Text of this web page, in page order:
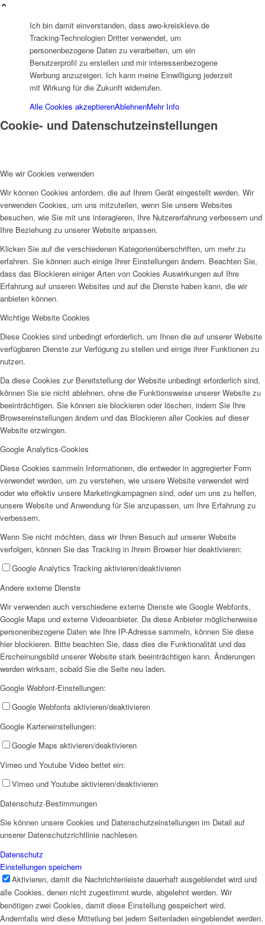
Wir als Arbeitgeberin
Mitglied werden
Feedback
Ortsvereine
Beratung
Schwangerschaftsberatung
Ich bin damit einverstanden, dass awo-kreiskleve.de
Tracking-Technologien Dritter verwendet, um
personenbezogene Daten zu verarbeiten, um ein
Benutzerprofil zu erstellen und mir interessenbezogene
Werbung anzuzeigen. Ich kann meine Einwilligung jederzeit
mit Wirkung für die Zukunft widerrufen.
Alle Cookies akzeptierenAblehnenMehr Info
Cookie- und Datenschutzeinstellungen
Wie wir Cookies verwenden
Wir können Cookies anfordern, die auf Ihrem Gerät eingestellt werden. Wir
verwenden Cookies, um uns mitzuteilen, wenn Sie unsere Websites
besuchen, wie Sie mit uns interagieren, Ihre Nutzererfahrung verbessern und
Ihre Beziehung zu unserer Website anpassen.
Klicken Sie auf die verschiedenen Kategorienüberschriften, um mehr zu
erfahren. Sie können auch einige Ihrer Einstellungen ändern. Beachten Sie,
dass das Blockieren einiger Arten von Cookies Auswirkungen auf Ihre
Erfahrung auf unseren Websites und auf die Dienste haben kann, die wir
anbieten können.
Wichtige Website Cookies
Diese Cookies sind unbedingt erforderlich, um Ihnen die auf unserer Website
verfügbaren Dienste zur Verfügung zu stellen und einige ihrer Funktionen zu
nutzen.
Da diese Cookies zur Bereitstellung der Website unbedingt erforderlich sind,
können Sie sie nicht ablehnen, ohne die Funktionsweise unserer Website zu
beeinträchtigen. Sie können sie blockieren oder löschen, indem Sie Ihre
Browsereinstellungen ändern und das Blockieren aller Cookies auf dieser
Website erzwingen.
Google Analytics-Cookies
Diese Cookies sammeln Informationen, die entweder in aggregierter Form
verwendet werden, um zu verstehen, wie unsere Website verwendet wird
oder wie effektiv unsere Marketingkampagnen sind, oder um uns zu helfen,
unsere Website und Anwendung für Sie anzupassen, um Ihre Erfahrung zu
verbessern.
Wenn Sie nicht möchten, dass wir Ihren Besuch auf unserer Website
verfolgen, können Sie das Tracking in Ihrem Browser hier deaktivieren:
Google Analytics Tracking aktivieren/deaktivieren
Andere externe Dienste
Wir verwenden auch verschiedene externe Dienste wie Google Webfonts,
Google Maps und externe Videoanbieter. Da diese Anbieter möglicherweise
personenbezogene Daten wie Ihre IP-Adresse sammeln, können Sie diese
hier blockieren. Bitte beachten Sie, dass dies die Funktionalität und das
Erscheinungsbild unserer Website stark beeinträchtigen kann. Änderungen
werden wirksam, sobald Sie die Seite neu laden.
Google Webfont-Einstellungen:
Google Webfonts aktivieren/deaktivieren
Google Karteneinstellungen:
Google Maps aktivieren/deaktivieren
Vimeo und Youtube Video bettet ein:
Vimeo und Youtube aktivieren/deaktivieren
Datenschutz-Bestimmungen
Sie können unsere Cookies und Datenschutzeinstellungen im Detail auf
unserer Datenschutzrichtlinie nachlesen.
Datenschutz
Einstellungen speichern
Aktivieren, damit die Nachrichtenleiste dauerhaft ausgeblendet wird und
alle Cookies, denen nicht zugestimmt wurde, abgelehnt werden. Wir
benötigen zwei Cookies, damit diese Einstellung gespeichert wird.
Andernfalls wird diese Mitteilung bei jedem Seitenladen eingeblendet werden.